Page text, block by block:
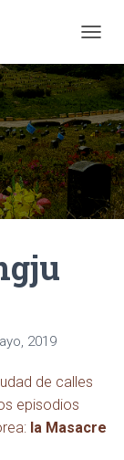
2019
de calles
episodios
la Masacre